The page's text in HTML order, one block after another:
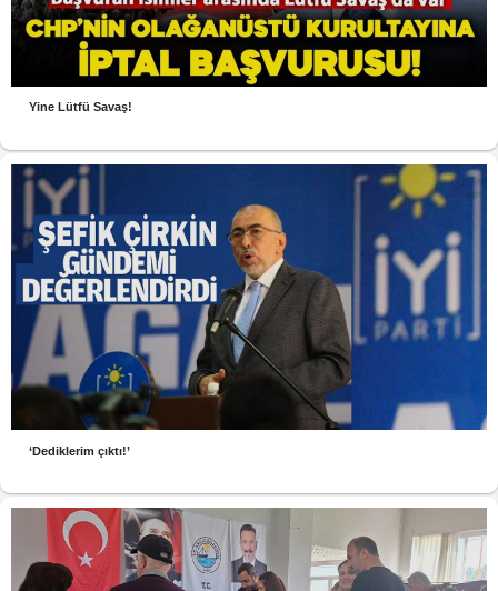
Yine Lütfü Savaş!
‘Dediklerim çıktı!’